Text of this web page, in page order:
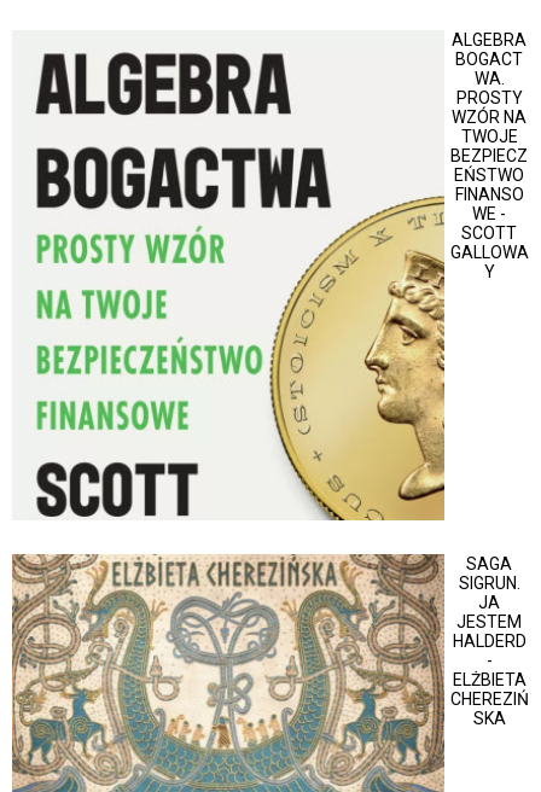
ALGEBRA
BOGACT
WA.
PROSTY
WZÓR NA
TWOJE
BEZPIECZ
EŃSTWO
FINANSO
WE -
SCOTT
GALLOWA
Y
SAGA
SIGRUN.
JA
JESTEM
HALDERD
-
ELŻBIETA
CHEREZIŃ
SKA